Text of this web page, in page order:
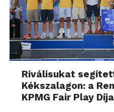
Riválisukat
Kékszalagon: a
KPMG Fair Play